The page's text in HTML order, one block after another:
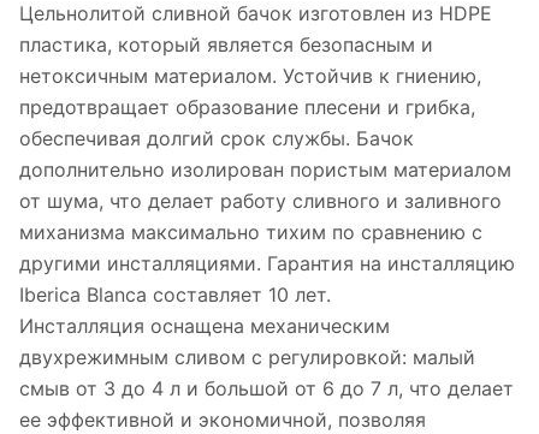
Цельнолитой сливной бачок изготовлен из HDPE
пластика, который является безопасным и
нетоксичным материалом. Устойчив к гниению,
предотвращает образование плесени и грибка,
обеспечивая долгий срок службы. Бачок
дополнительно изолирован пористым материалом
от шума, что делает работу сливного и заливного
миханизма максимально тихим по сравнению с
другими инсталляциями. Гарантия на инсталляцию
Iberica Blanca составляет 10 лет.
Инсталляция оснащена механическим
двухрежимным сливом с регулировкой: малый
смыв от 3 до 4 л и большой от 6 до 7 л, что делает
ее эффективной и экономичной, позволяя